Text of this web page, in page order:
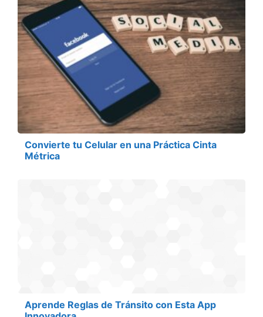
Convierte tu Celular en una Práctica Cinta
Métrica
Aprende Reglas de Tránsito con Esta App